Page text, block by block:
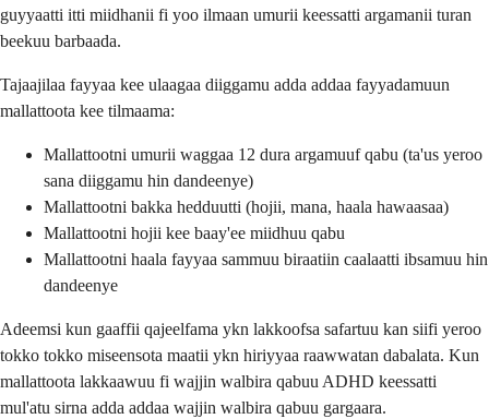
guyyaatti itti miidhanii fi yoo ilmaan umurii keessatti argamanii turan
beekuu barbaada.
Tajaajilaa fayyaa kee ulaagaa diiggamu adda addaa fayyadamuun
mallattoota kee tilmaama:
Mallattootni umurii waggaa 12 dura argamuuf qabu (ta'us yeroo
sana diiggamu hin dandeenye)
Mallattootni bakka hedduutti (hojii, mana, haala hawaasaa)
Mallattootni hojii kee baay'ee miidhuu qabu
Mallattootni haala fayyaa sammuu biraatiin caalaatti ibsamuu hin
dandeenye
Adeemsi kun gaaffii qajeelfama ykn lakkoofsa safartuu kan siifi yeroo
tokko tokko miseensota maatii ykn hiriyyaa raawwatan dabalata. Kun
mallattoota lakkaawuu fi wajjin walbira qabuu ADHD keessatti
mul'atu sirna adda addaa wajjin walbira qabuu gargaara.